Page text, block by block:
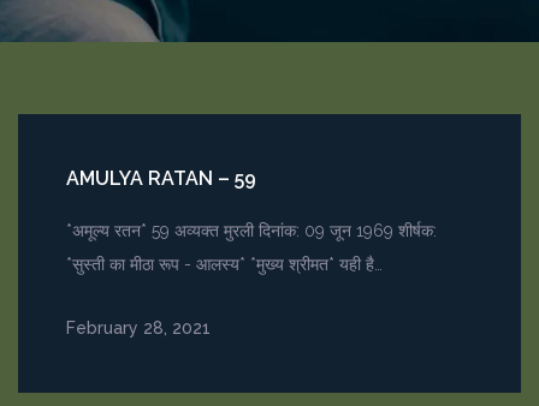
AMULYA RATAN – 59
*अमूल्य रतन* 59 अव्यक्त मुरली दिनांक: 09 जून 1969 शीर्षक:
*सुस्ती का मीठा रूप - आलस्य* *मुख्य श्रीमत* यही है…
February 28, 2021